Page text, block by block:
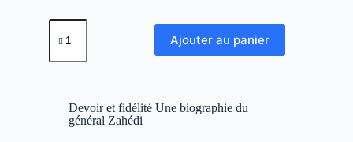
Ajouter au panier
Devoir et fidélité Une biographie du
général Zahédi